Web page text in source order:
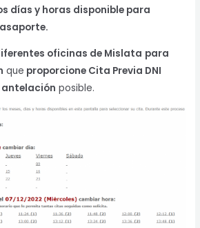
días y horas disponible para
oficinas de Mislata para
que proporcione Cita Previa DNI
antelación posible.